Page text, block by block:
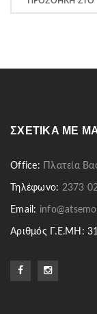
ΣΧΕΤΙΚΆ ΜΕ
Office: Πλατεία
Τηλέφωνο: 2373
Email:
Αριθμός Γ.Ε.ΜΗ: